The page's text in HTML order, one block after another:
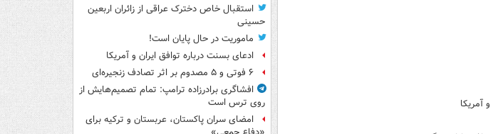
آمریکا
استقبال خاص دخترک عراقی از زائران اربعین
حسینی
ماموریت در حال پایان است!
ادعای بسنت درباره توافق ایران و آمریکا
۶ فوتی و ۵ مصدوم بر اثر تصادف زنجیره‌ای
افشاگری برادرزاده ترامپ: تمام تصمیم‌هایش از
روی ترس است
امضای سران پاکستان، عربستان و ترکیه برای